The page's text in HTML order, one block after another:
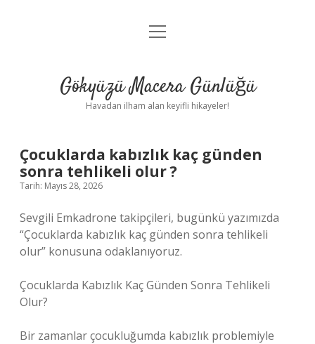
Anasayfa
Yasal Uyarı
menüyü
Gökyüzü Macera Günlüğü
Havadan ilham alan keyifli hikayeler!
Çocuklarda kabızlık kaç günden
sonra tehlikeli olur ?
Tarih: Mayıs 28, 2026
Sevgili Emkadrone takipçileri, bugünkü yazımızda
“Çocuklarda kabızlık kaç günden sonra tehlikeli
olur” konusuna odaklanıyoruz.
Çocuklarda Kabızlık Kaç Günden Sonra Tehlikeli
Olur?
Bir zamanlar çocukluğumda kabızlık problemiyle